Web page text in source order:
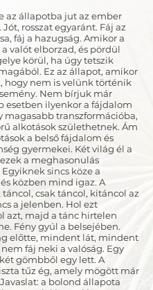
az állapotba jut az ember
rosszat egyaránt. Fáj az
fáj a hazugság. Amikor a
valót elborzad, és pördül
körül, ha úgy tetszik
Ez az állapot, amikor
hogy nem is velünk történik
Nem bírjuk már
esetben ilyenkor a fájdalom
magasabb transzformációba,
alkotások születhetnek. Ám
a belső fájdalom és
gyermekei. Két világ él a
a meghasonulás
sincs köze a
közben mind igaz. A
táncol, csak táncol, kitáncol az
a jelenben. Hol ezt
azt, majd a tánc hirtelen
Fény gyúl a belsejében.
előtte, mindent lát, mindent
nem fáj neki a valóság. Egy
gömbből egy lett. A
tűz ég, amely mögött már
a bolond állapota